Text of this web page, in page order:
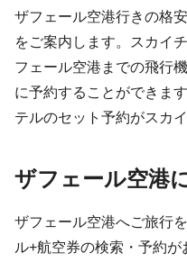
ザフェール空港行きの格
をご案内します。スカイ
フェール空港までの飛行
に予約することができま
テルのセット予約がスカ
ザフェール空港
ザフェール空港へご旅行
ル+航空券の検索・予約